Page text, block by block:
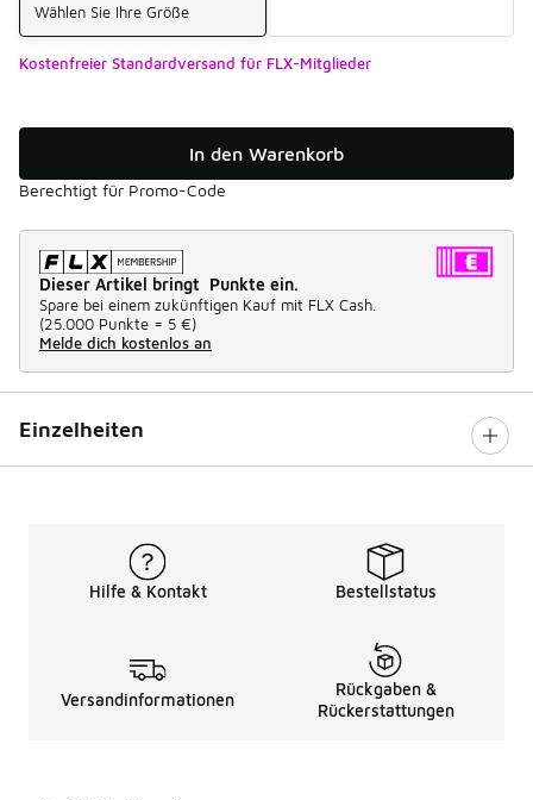
Wählen Sie Ihre Größe
Kostenfreier Standardversand für FLX-Mitglieder
In den Warenkorb
Berechtigt für Promo-Code
Dieser Artikel bringt Punkte ein.
Spare bei einem zukünftigen Kauf mit FLX Cash.
(25.000 Punkte = 5 €)
Melde dich kostenlos an
Einzelheiten
Hilfe & Kontakt Bestellstatus
Versandinformationen
Rückgaben &
Rückerstattungen